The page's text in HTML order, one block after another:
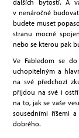
dalších bytostí. A
v nenáročné
budete muset
stranu mocné
nebo se kterou pak
Ve Fabledom se
uchopitelným a
na své předchozí
přijdou na své i
na to, jak se vaše
sousedními říšemi
dobrého.